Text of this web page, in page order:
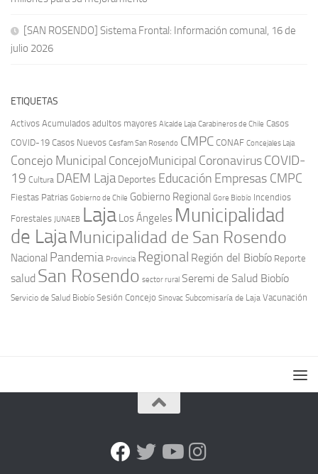
[SAN ROSENDO] Sistema Frontal: Información comunal, 16 de
julio 2026
ETIQUETAS
Activos Acumulados adultos mayores Alcalde Laja Carabineros de Chile Casos
COVID-19 Casos Nuevos Cesfam San Rosendo CMPC CONAF Concejales Laja
Concejo Municipal ConcejoMunicipal CoronavirusCOVID-
19 Cultura DAEM Laja Deportes Educación Empresas CMPC
Fiestas Patrias Gobierno de Chile Gobierno Regional Gore Biobío Incendios
Forestales JUNAEB Laja Los Ángeles Municipalidad
de LajaMunicipalidad de San Rosendo
Nacional Pandemia Provincia Regional Región del Biobío Reporte
salud San Rosendo sector rural Seremi de Salud Biobío
Servicio de Salud Biobío Sesión Concejo Sinovac Subcomisaría de Laja Vacunación